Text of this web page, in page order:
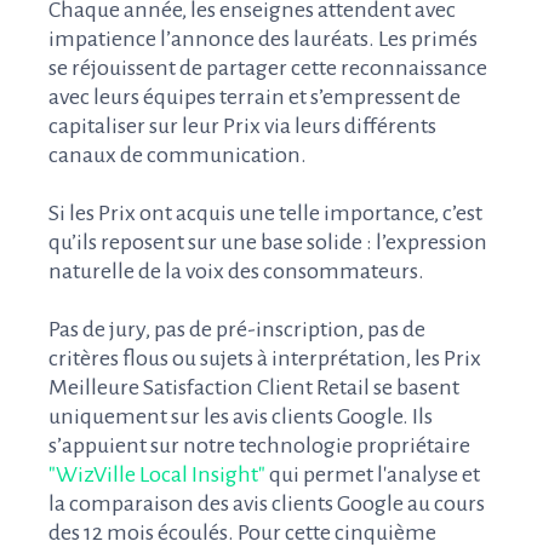
Chaque année, les enseignes attendent avec
impatience l’annonce des lauréats. Les primés
se réjouissent de partager cette reconnaissance
avec leurs équipes terrain et s’empressent de
capitaliser sur leur Prix via leurs différents
canaux de communication.
Si les Prix ont acquis une telle importance, c’est
qu’ils reposent sur une base solide : l’expression
naturelle de la voix des consommateurs.
Pas de jury, pas de pré-inscription, pas de
critères flous ou sujets à interprétation, les Prix
Meilleure Satisfaction Client Retail se basent
uniquement sur les avis clients Google. Ils
s’appuient sur notre technologie propriétaire
"WizVille Local Insight" qui permet l'analyse et
la comparaison des avis clients Google au cours
des 12 mois écoulés. Pour cette cinquième